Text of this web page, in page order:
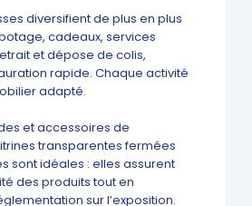
diversifient de plus en plus
cadeaux, services
et dépose de colis,
rapide. Chaque activité
adapté.
et accessoires de
transparentes fermées
sont idéales : elles assurent
des produits tout en
sur l’exposition.